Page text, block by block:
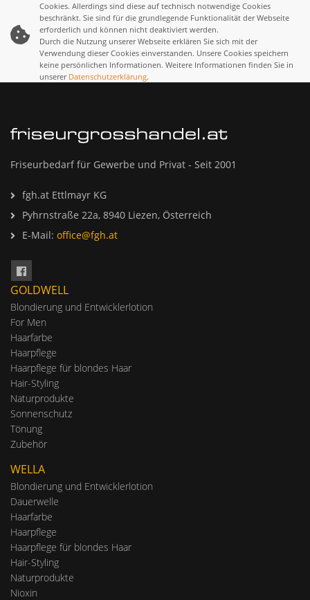
Cookies. Allerdings sind diese auf technisch notwendige Cookies
beschränkt. Sie sind für die grundlegende Funktionalität der Webseite
erforderlich und können nicht deaktiviert werden.
Durch die Nutzung unserer Webseite erklären Sie sich mit der
Verwendung dieser Cookies einverstanden. Unsere Cookies speichern
keine persönlichen Informationen. Weitere Informationen finden Sie in
unserer Datenschutzerklärung.
Friseurbedarf für Gewerbe und Privat - Seit 2001
fgh.at Ettlmayr KG
Pyhrnstraße 22a, 8940 Liezen, Österreich
E-Mail: office@fgh.at
GOLDWELL
Blondierung und Entwicklerlotion
For Men
Haarfarbe
Haarpflege
Haarpflege für blondes Haar
Hair-Styling
Naturprodukte
Sonnenschutz
Tönung
Zubehör
WELLA
Blondierung und Entwicklerlotion
Dauerwelle
Haarfarbe
Haarpflege
Haarpflege für blondes Haar
Hair-Styling
Naturprodukte
Nioxin